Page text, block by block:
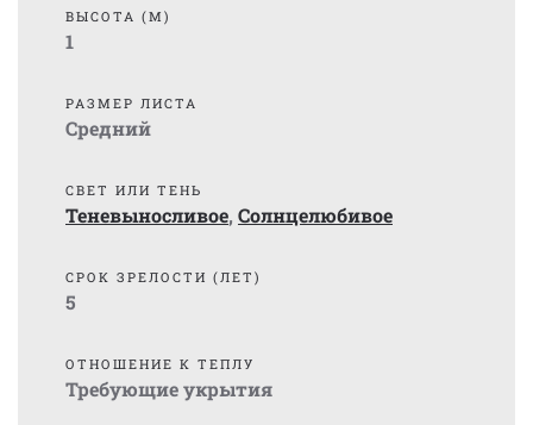
ВЫСОТА (М)
1
РАЗМЕР ЛИСТА
Средний
СВЕТ ИЛИ ТЕНЬ
Теневыносливое, Солнцелюбивое
СРОК ЗРЕЛОСТИ (ЛЕТ)
5
ОТНОШЕНИЕ К ТЕПЛУ
Требующие укрытия